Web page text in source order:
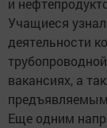
и
Учащиеся
деятельности
вакансиях, а
Еще одним